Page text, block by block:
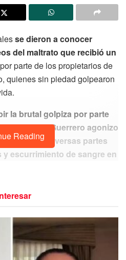
se dieron a conocer
del maltrato que recibió un
parte de los propietarios de
quienes sin piedad golpearon
la brutal golpiza por parte
Guerrero agonizo
en diversas partes
escurrimiento de sangre en
Reading